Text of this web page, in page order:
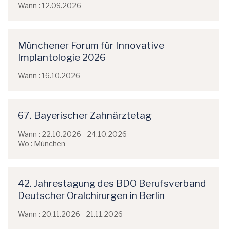
Wann : 12.09.2026
Münchener Forum für Innovative
Implantologie 2026
Wann : 16.10.2026
67. Bayerischer Zahnärztetag
Wann : 22.10.2026 - 24.10.2026
Wo : München
42. Jahrestagung des BDO Berufsverband
Deutscher Oralchirurgen in Berlin
Wann : 20.11.2026 - 21.11.2026